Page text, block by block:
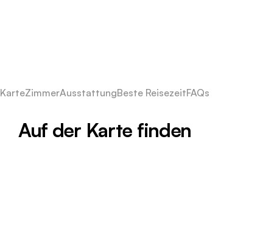
KarteZimmerAusstattungBeste ReisezeitFAQs
Auf der Karte finden